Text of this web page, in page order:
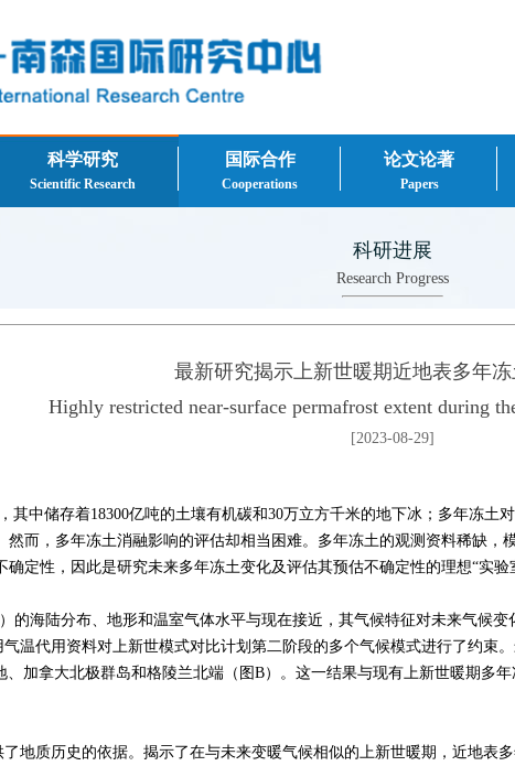
科学研究
Scientific Research
国际合作
Cooperations
论文论著
Papers
科研进展
Research Progress
最新研究揭示上新世暖期近地表多年
Highly restricted near-surface permafrost extent during
[2023-08-29]
中储存着18300亿吨的土壤有机碳和30万立方千米的地下冰；多年冻土
而，多年冻土消融影响的评估却相当困难。多年冻土的观测资料稀缺
定性，因此是研究未来多年冻土变化及评估其预估不确定性的理想“实验
海陆分布、地形和温室气体水平与现在接近，其气候特征对未来气候
温代用资料对上新世模式对比计划第二阶段的多个气候模式进行了约束
加拿大北极群岛和格陵兰北端（图B）。这一结果与现有上新世暖期多
质历史的依据。揭示了在与未来变暖气候相似的上新世暖期，近地表